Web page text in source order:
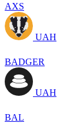
AXS
UAH
BADGER
UAH
BAL